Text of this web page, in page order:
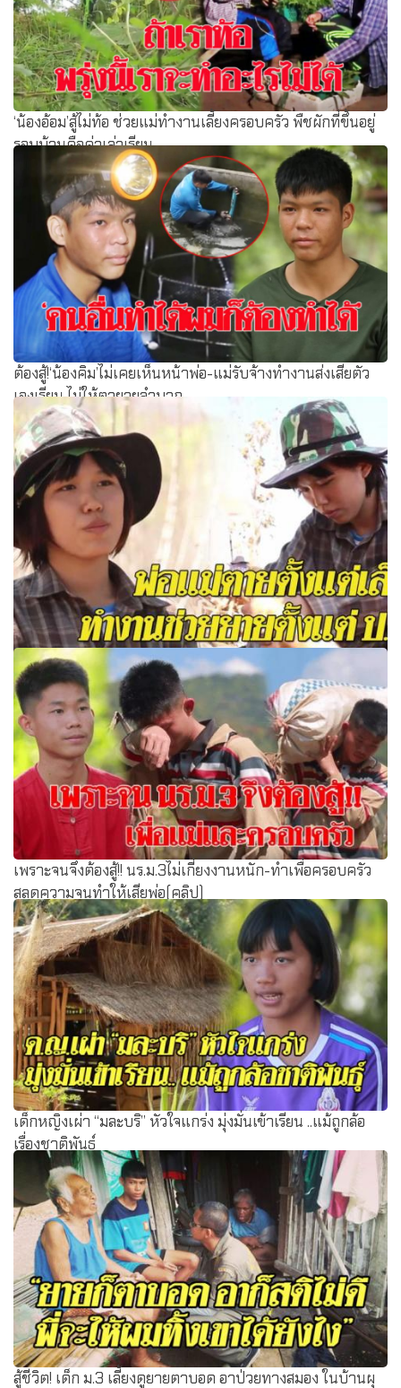
‘น้องอ้อม’สู้ไม่ท้อ ช่วยแม่ทำงานเลี้ยงครอบครัว พืชผักที่ขึ้นอยู่
รอบบ้านคือค่าเล่าเรียน
ต้องสู้!‘น้องคิม’ไม่เคยเห็นหน้าพ่อ-แม่รับจ้างทำงานส่งเสียตัว
เองเรียน ไม่ให้ตายายลำบาก
ชื่นชม “น้องแบม” อยู่กับยายลำพัง ดิ้นรนหาเงินส่งตัวเองเรียน
หนังสือ ทำงานทุกอย่างเพื่อช่วยยาย
เพราะจนจึงต้องสู้!! นร.ม.3ไม่เกี่ยงงานหนัก-ทำเพื่อครอบครัว
สลดความจนทำให้เสียพ่อ(คลิป)
เด็กหญิงเผ่า “มละบริ” หัวใจแกร่ง มุ่งมั่นเข้าเรียน ..แม้ถูกล้อ
เรื่องชาติพันธุ์
สู้ชีวิต! เด็ก ม.3 เลี้ยงดูยายตาบอด อาป่วยทางสมอง ในบ้านผุ